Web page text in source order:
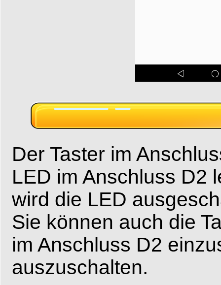
Der Taster im
LED im Anschluss D2
wird die LED
Sie können auch die
im Anschluss D2
auszuschalten.